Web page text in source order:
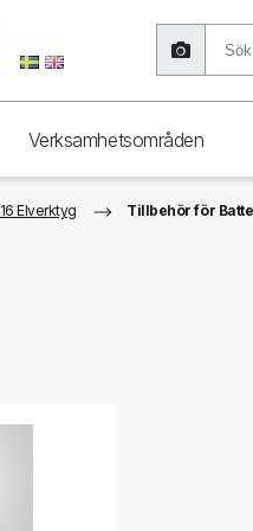
Verksamhetsområden
16 Elverktyg Tillbehör för